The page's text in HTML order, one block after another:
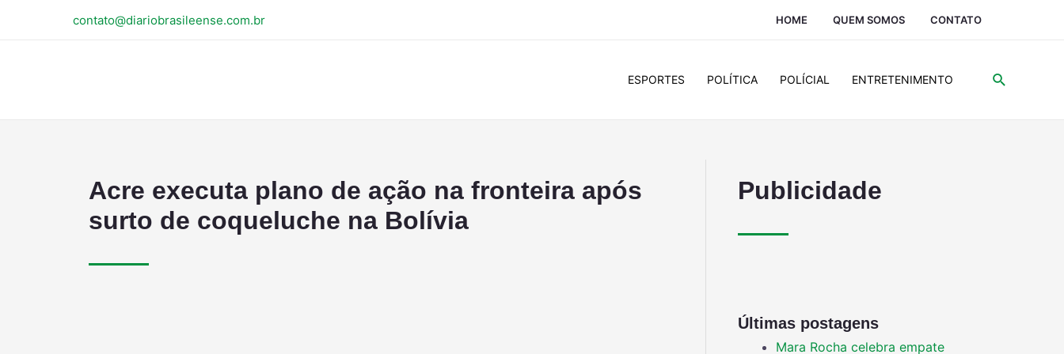
contato@diariobrasileense.com.br HOME QUEM SOMOS CONTATO
ESPORTES POLÍTICA POLÍCIAL ENTRETENIMENTO
Acre executa plano de ação na fronteira após
surto de coqueluche na Bolívia
Publicidade
Últimas postagens
Mara Rocha celebra empate